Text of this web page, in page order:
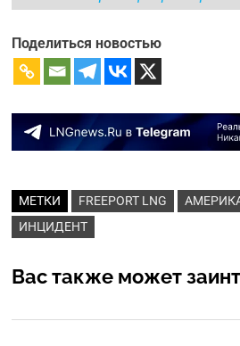
Поделиться новостью
МЕТКИ FREEPORT LNG
ИНЦИДЕНТ
Вас также может